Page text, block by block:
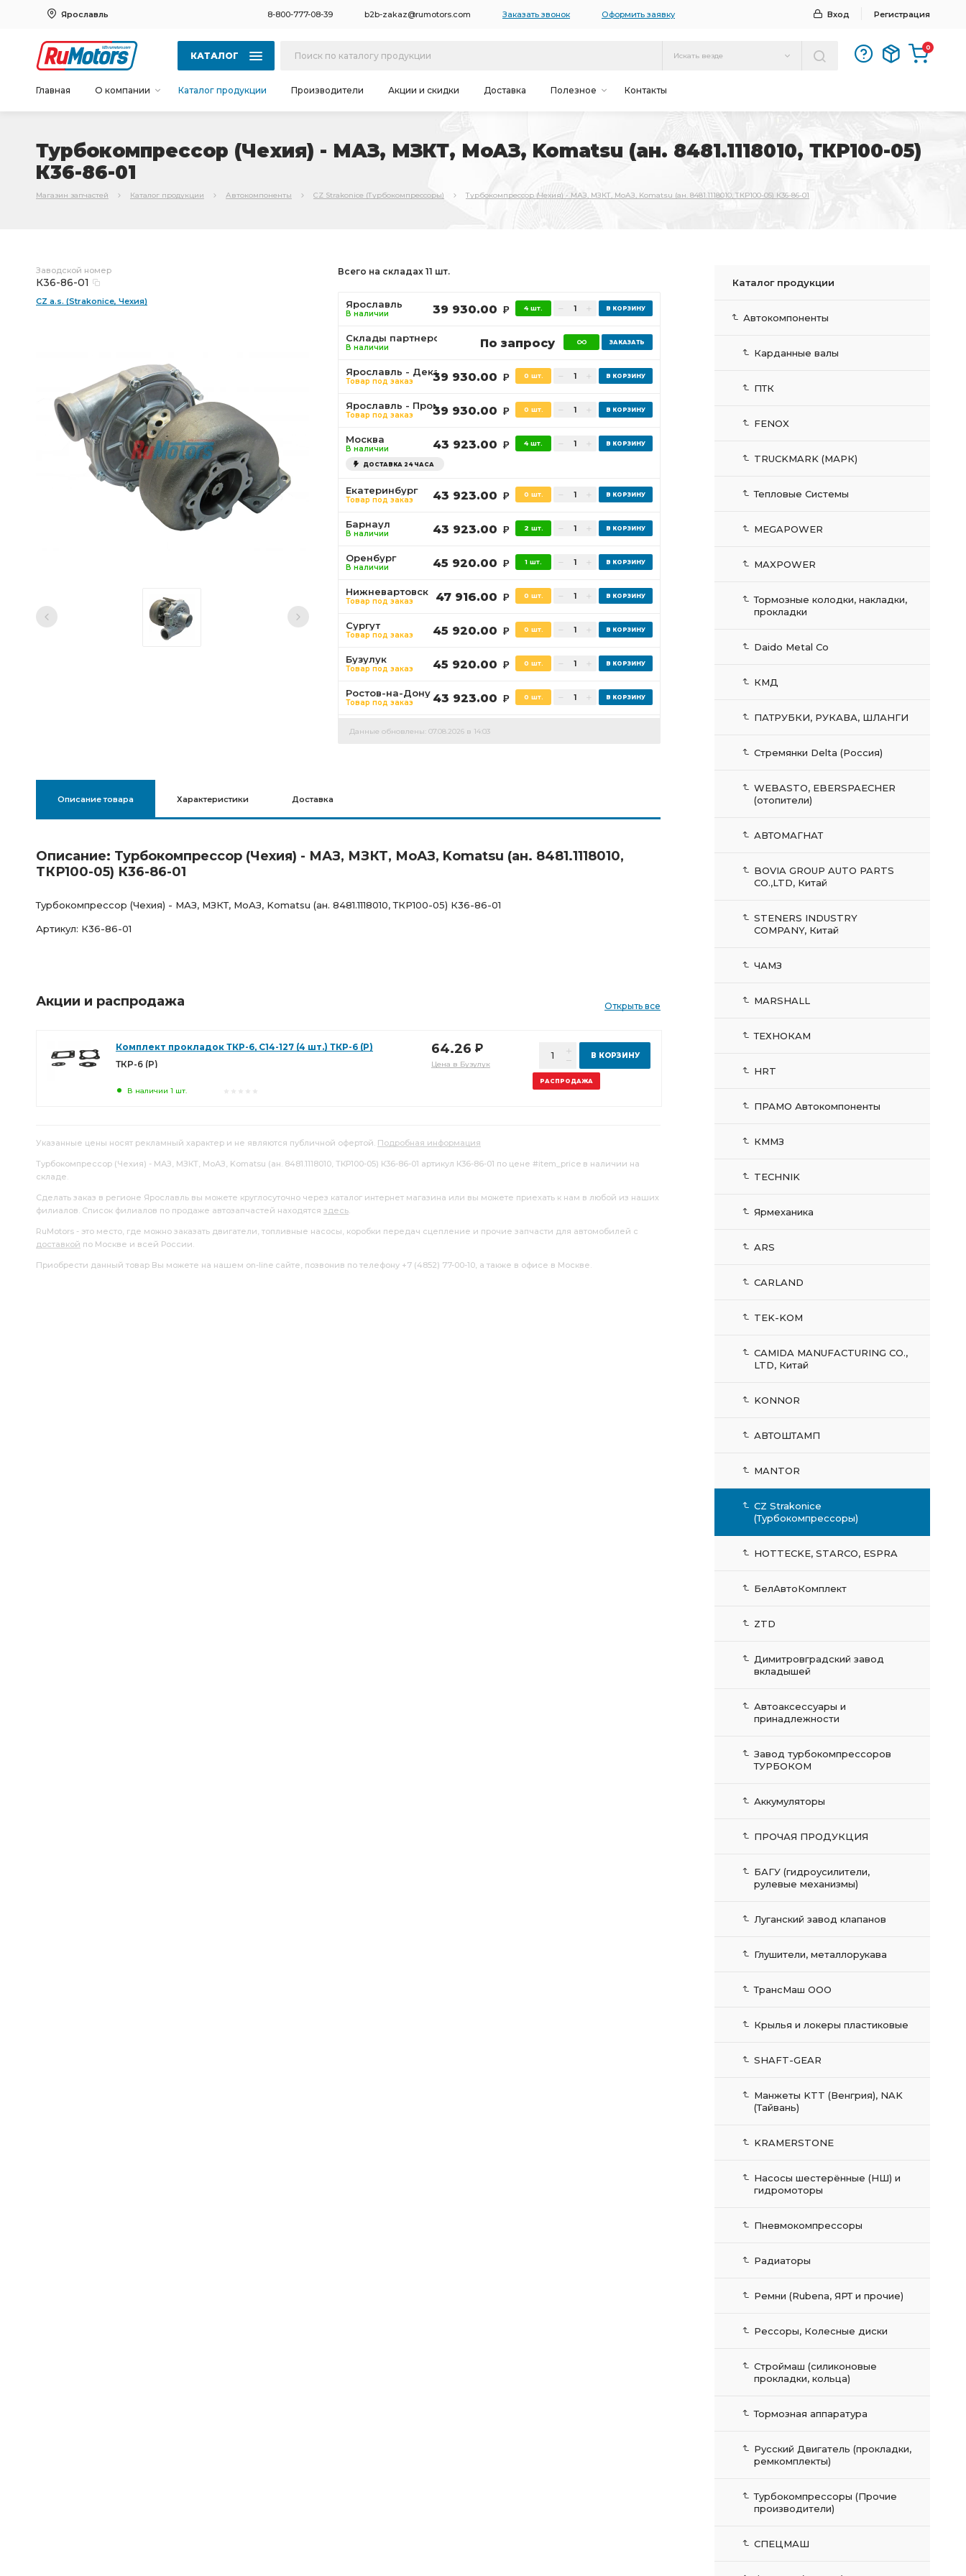
Ярославль 8-800-777-08-39 b2b-zakaz@rumotors.com Заказать звонок Оформить заявку Вход Регистрация
КАТАЛОГ Искать везде
0
Главная О компании Каталог продукции Производители Акции и скидки Доставка Полезное Контакты
Турбокомпрессор (Чехия) - МАЗ, МЗКТ, МоАЗ, Komatsu (ан. 8481.1118010, ТКР100-05)
К36-86-01
Магазин запчастей Каталог продукции Автокомпоненты CZ Strakonice (Турбокомпрессоры) Турбокомпрессор (Чехия) - МАЗ, МЗКТ, МоАЗ, Komatsu (ан. 8481.1118010, ТКР100-05) К36-86-01
Заводской номер
К36-86-01
CZ a.s. (Strakonice, Чехия)
Всего на складах 11 шт.
Ярославль
В наличии 39 930.00 Р 4 шт.
Склады партнеров
В наличии По запросу
Ярославль - Декабристов
Товар под заказ 39 930.00 Р 0 шт.
Ярославль - Промышленная
Товар под заказ 39 930.00 Р 0 шт.
Москва
В наличии 43 923.00 Р 4 шт.
ДОСТАВКА 24 ЧАСА
Екатеринбург
Товар под заказ 43 923.00 Р 0 шт.
Барнаул
В наличии 43 923.00 Р 2 шт.
Оренбург
В наличии 45 920.00 Р 1 шт.
Нижневартовск
Товар под заказ 47 916.00 Р 0 шт.
Сургут
Товар под заказ 45 920.00 Р 0 шт.
Бузулук
Товар под заказ 45 920.00 Р 0 шт.
Ростов-на-Дону
Товар под заказ 43 923.00 Р 0 шт.
Данные обновлены: 07.08.2026 в 14:03
Описание товара Характеристики Доставка
Описание: Турбокомпрессор (Чехия) - МАЗ, МЗКТ, МоАЗ, Komatsu (ан. 8481.1118010,
ТКР100-05) К36-86-01
Турбокомпрессор (Чехия) - МАЗ, МЗКТ, МоАЗ, Komatsu (ан. 8481.1118010, ТКР100-05) К36-86-01
Артикул: К36-86-01
Акции и распродажа Открыть все
РАСПРОДАЖА
Комплект прокладок ТКР-6, С14-127 (4 шт.) ТКР-6 (Р)
ТКР-6 (Р)
В наличии 1 шт.
Цена в Бузулук
64.26 Р
В КОРЗИНУ
Указанные цены носят рекламный характер и не являются публичной офертой. Подробная информация
Турбокомпрессор (Чехия) - МАЗ, МЗКТ, МоАЗ, Komatsu (ан. 8481.1118010, ТКР100-05) К36-86-01 артикул К36-86-01 по цене #item_price в наличии на
складе.
Сделать заказ в регионе Ярославль вы можете круглосуточно через каталог интернет магазина или вы можете приехать к нам в любой из наших
филиалов. Список филиалов по продаже автозапчастей находятся здесь.
RuMotors - это место, где можно заказать двигатели, топливные насосы, коробки передач сцепление и прочие запчасти для автомобилей с
доставкой по Москве и всей России.
Приобрести данный товар Вы можете на нашем on-line сайте, позвонив по телефону +7 (4852) 77-00-10, а также в офисе в Москве.
Каталог продукции
Автокомпоненты
Карданные валы
ПТК
FENOX
TRUCKMARK (МАРК)
Тепловые Системы
MEGAPOWER
MAXPOWER
Тормозные колодки, накладки,
прокладки
Daido Metal Co
КМД
ПАТРУБКИ, РУКАВА, ШЛАНГИ
Стремянки Delta (Россия)
WEBASTO, EBERSPAECHER
(отопители)
АВТОМАГНАТ
BOVIA GROUP AUTO PARTS
CO.,LTD, Китай
STENERS INDUSTRY
COMPANY, Китай
ЧАМЗ
MARSHALL
ТЕХНОКАМ
HRT
ПРАМО Автокомпоненты
КММЗ
TECHNIK
Ярмеханика
ARS
CARLAND
TEK-KOM
CAMIDA MANUFACTURING CO.,
LTD, Китай
KONNOR
АВТОШТАМП
MANTOR
CZ Strakonice
(Турбокомпрессоры)
HOTTECKE, STARCO, ESPRA
БелАвтоКомплект
ZTD
Димитровградский завод
вкладышей
Автоаксессуары и
принадлежности
Завод турбокомпрессоров
ТУРБОКОМ
Аккумуляторы
ПРОЧАЯ ПРОДУКЦИЯ
БАГУ (гидроусилители,
рулевые механизмы)
Луганский завод клапанов
Глушители, металлорукава
ТрансМаш ООО
Крылья и локеры пластиковые
SHAFT-GEAR
Манжеты KTT (Венгрия), NAK
(Тайвань)
KRAMERSTONE
Насосы шестерённые (НШ) и
гидромоторы
Пневмокомпрессоры
Радиаторы
Ремни (Rubena, ЯРТ и прочие)
Рессоры, Колесные диски
Строймаш (силиконовые
прокладки, кольца)
Тормозная аппаратура
Русский Двигатель (прокладки,
ремкомплекты)
Турбокомпрессоры (Прочие
производители)
СПЕЦМАШ